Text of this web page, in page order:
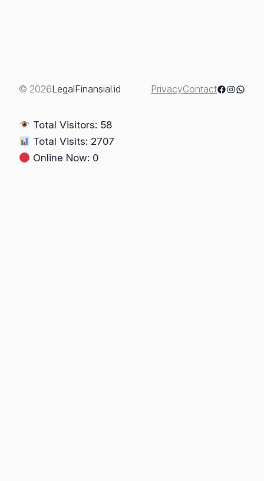
Berpotensi
Mahkamah
Konstitusi
© 2026LegalFinansial.id PrivacyContactFacebook
Total Visitors: 58
Total Visits: 2707
Online Now: 0